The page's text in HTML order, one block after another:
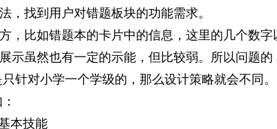
，找到用户对错题板块的功能需求。
，比如错题本的卡片中的信息，这里的几个数字
示虽然也有一定的示能，但比较弱。所以问题
针对小学一个学级的，那么设计策略就会不同。